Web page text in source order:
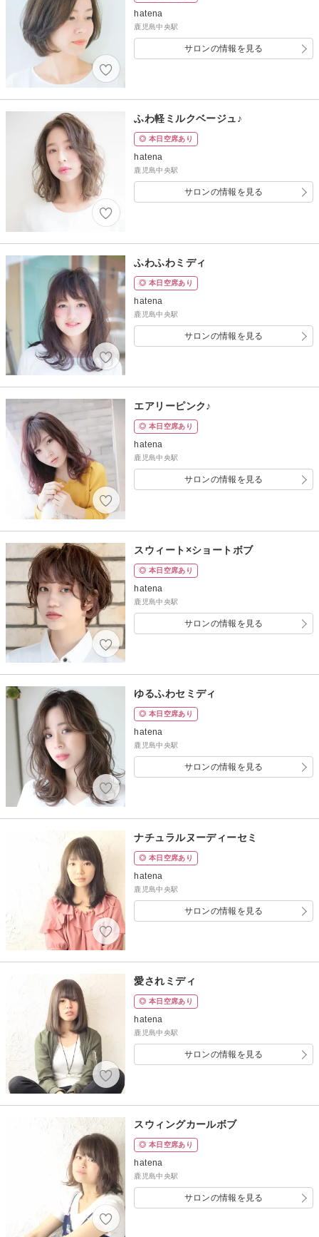
hatena
鹿児島中央駅
サロンの情報を見る
ふわ軽ミルクベージュ♪
◎ 本日空席あり
hatena
鹿児島中央駅
サロンの情報を見る
ふわふわミディ
◎ 本日空席あり
hatena
鹿児島中央駅
サロンの情報を見る
エアリーピンク♪
◎ 本日空席あり
hatena
鹿児島中央駅
サロンの情報を見る
スウィート×ショートボブ
◎ 本日空席あり
hatena
鹿児島中央駅
サロンの情報を見る
ゆるふわセミディ
◎ 本日空席あり
hatena
鹿児島中央駅
サロンの情報を見る
ナチュラルヌーディーセミ
◎ 本日空席あり
hatena
鹿児島中央駅
サロンの情報を見る
愛されミディ
◎ 本日空席あり
hatena
鹿児島中央駅
サロンの情報を見る
スウィングカールボブ
◎ 本日空席あり
hatena
鹿児島中央駅
サロンの情報を見る